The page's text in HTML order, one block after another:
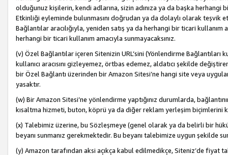
olduğunuz kişilerin, kendi adlarına, sizin adınıza ya da başka herhangi
Etkinliği eyleminde bulunmasını doğrudan ya da dolaylı olarak teşvik
Bağlantılar aracılığıyla, yeniden satış ya da herhangi bir ticari
herhangi bir ticari kullanım amacıyla sunmayacaksınız.
(v) Özel Bağlantılar içeren Sitenizin URL’sini (Yönlendirme Bağlantıları
kullanıcı aracısını gizleyemez, örtbas edemez, aldatıcı şekilde
bir Özel Bağlantı üzerinden bir Amazon Sitesi’ne hangi site veya
yasaktır.
(w) Bir Amazon Sitesi’ne yönlendirme yaptığınız durumlarda,
kısaltma hizmeti, buton, köprü ya da diğer reklam yerleşim biçimlerini
(x) Talebimiz üzerine, bu Sözleşmeye (genel olarak ya da belirli bir
beyanı sunmanız gerekmektedir. Bu beyanı talebimize uygun şekilde
(y) Amazon tarafından aksi açıkça kabul edilmedikçe, Siteniz’de fiyat